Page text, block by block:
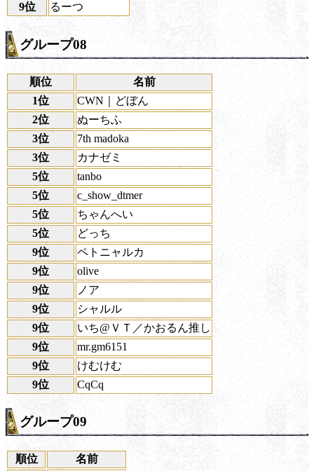
9位
るーつ
グループ08
順位
名前
1位
CWN｜どぼん
2位
ぬーちふ
3位
7th madoka
3位
カナゼミ
5位
tanbo
5位
c_show_dtmer
5位
ちゃんへい
5位
どっち
9位
ペトニャルカ
9位
olive
9位
ノア
9位
シャルル
9位
いち@ＶＴ／かおるん推し
9位
mr.gm6151
9位
けむけむ
9位
CqCq
グループ09
順位
名前